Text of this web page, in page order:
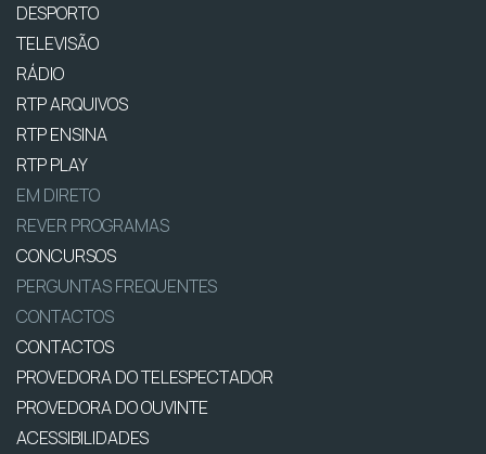
DESPORTO
TELEVISÃO
RÁDIO
RTP ARQUIVOS
RTP ENSINA
RTP PLAY
EM DIRETO
REVER PROGRAMAS
CONCURSOS
PERGUNTAS FREQUENTES
CONTACTOS
CONTACTOS
PROVEDORA DO TELESPECTADOR
PROVEDORA DO OUVINTE
ACESSIBILIDADES